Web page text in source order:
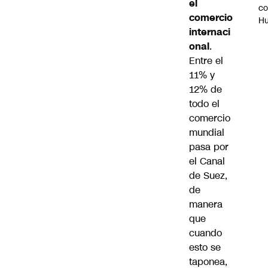
el
comercio
internaci
onal.
Entre el
11% y
12% de
todo el
comercio
mundial
pasa por
el Canal
de Suez,
de
manera
que
cuando
esto se
taponea,